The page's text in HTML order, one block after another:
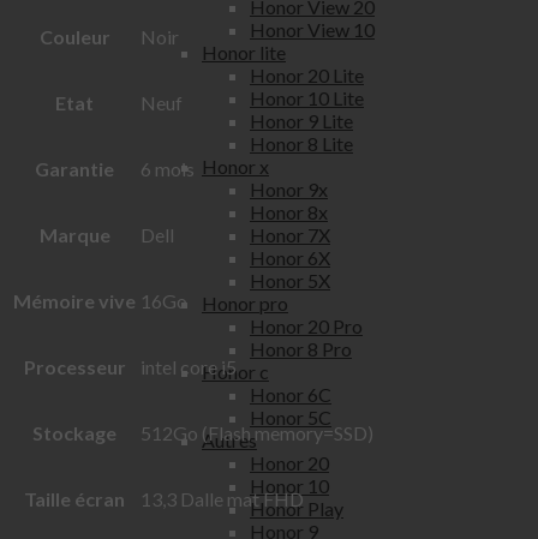
Honor View 20
Honor View 10
Honor lite
Honor 20 Lite
Honor 10 Lite
Honor 9 Lite
Honor 8 Lite
Honor x
Honor 9x
Honor 8x
Honor 7X
Honor 6X
Honor 5X
Honor pro
Honor 20 Pro
Honor 8 Pro
Honor c
Honor 6C
Honor 5C
Autres
Honor 20
Honor 10
Honor Play
Honor 9
Couleur Noir
Etat Neuf
Garantie 6 mois
Marque Dell
Mémoire vive 16Go
Processeur intel core i5
Stockage 512Go (Flash memory=SSD)
Taille écran 13,3 Dalle mat FHD